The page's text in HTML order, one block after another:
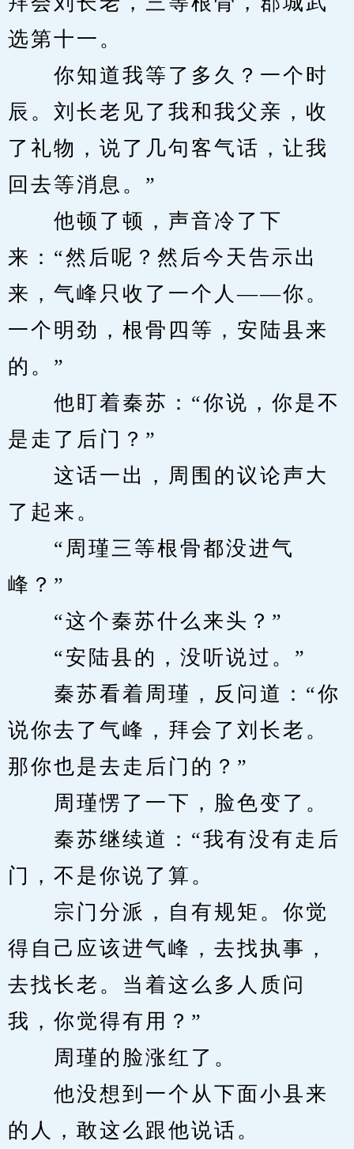
选第十一。
你知道我等了多久？一个时
辰。刘长老见了我和我父亲，收
了礼物，说了几句客气话，让我
回去等消息。”
他顿了顿，声音冷了下
来：“然后呢？然后今天告示出
来，气峰只收了一个人——你。
一个明劲，根骨四等，安陆县来
的。”
他盯着秦苏：“你说，你是不
是走了后门？”
这话一出，周围的议论声大
了起来。
“周瑾三等根骨都没进气
峰？”
“这个秦苏什么来头？”
“安陆县的，没听说过。”
秦苏看着周瑾，反问道：“你
说你去了气峰，拜会了刘长老。
那你也是去走后门的？”
周瑾愣了一下，脸色变了。
秦苏继续道：“我有没有走后
门，不是你说了算。
宗门分派，自有规矩。你觉
得自己应该进气峰，去找执事，
去找长老。当着这么多人质问
我，你觉得有用？”
周瑾的脸涨红了。
他没想到一个从下面小县来
的人，敢这么跟他说话。